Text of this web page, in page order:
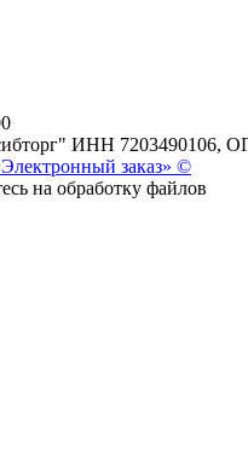
ИНН 7203490106,
заказ» ©
на обработку файлов